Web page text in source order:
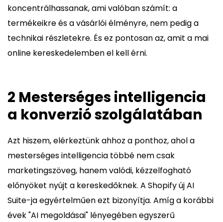
koncentrálhassanak, ami valóban számít: a
termékeikre és a vásárlói élményre, nem pedig a
technikai részletekre. És ez pontosan az, amit a mai
online kereskedelemben el kell érni.
2 Mesterséges intelligencia
a konverzió szolgálatában
Azt hiszem, elérkeztünk ahhoz a ponthoz, ahol a
mesterséges intelligencia többé nem csak
marketingszöveg, hanem valódi, kézzelfogható
előnyöket nyújt a kereskedőknek. A Shopify új AI
Suite-ja egyértelműen ezt bizonyítja. Amíg a korábbi
évek "AI megoldásai" lényegében egyszerű